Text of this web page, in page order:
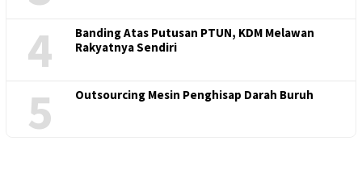
4
Banding Atas Putusan PTUN, KDM Melawan
Rakyatnya Sendiri
5 Outsourcing Mesin Penghisap Darah Buruh